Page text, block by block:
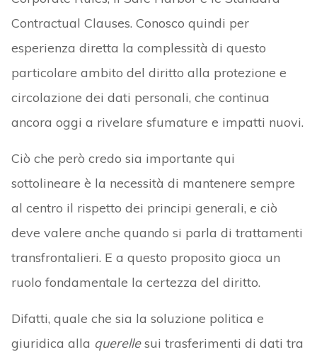
Contractual Clauses. Conosco quindi per
esperienza diretta la complessità di questo
particolare ambito del diritto alla protezione e
circolazione dei dati personali, che continua
ancora oggi a rivelare sfumature e impatti nuovi.
Ciò che però credo sia importante qui
sottolineare è la necessità di mantenere sempre
al centro il rispetto dei principi generali, e ciò
deve valere anche quando si parla di trattamenti
transfrontalieri. E a questo proposito gioca un
ruolo fondamentale la certezza del diritto.
Difatti, quale che sia la soluzione politica e
giuridica alla querellesui trasferimenti di dati tra